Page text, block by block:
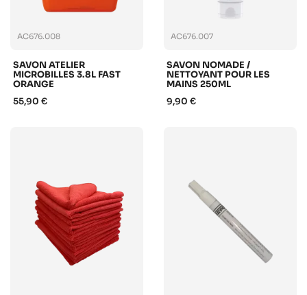
AC676.008
SAVON ATELIER
MICROBILLES 3.8L FAST
ORANGE
55,90 €
AC676.007
SAVON NOMADE /
NETTOYANT POUR LES
MAINS 250ML
9,90 €